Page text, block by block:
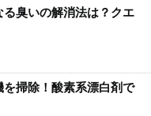
臭いの解消法は？クエ
掃除！酸素系漂白剤で